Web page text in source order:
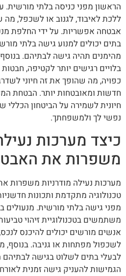
הראשון מפני כניסה בלתי מורשית.
ללכת לאיבוד, לגנוב או לשכפל, מה
אבטחה אפשריות. על ידי החלפת
בתים יכולים למנוע גישה בלתי
מהימנים תהיה גישה לבתיהם.
בלויים רגישים יותר לקטיפה,
כפויה, מה שהופך את זה חיוני
חדשות ומאובטחות יותר. הבטחת
חיונית לשמירה על הביטחון
נפשי לך ולמשפחתך.
כיצד מערכות
משפרות את
מערכות נעילה מודרניות משפרות
טכנולוגיה מתקדמת ותכונות
מפני גישה בלתי מורשית. מנעולים
משתמשים בטכנולוגיית זיהוי
אנשים מורשים יכולים להיכנס
לשכפול מפתחות או גניבה. בנוסף,
לבעלי בתים לשלוט בגישה
הגמישות להעניק גישה זמנית